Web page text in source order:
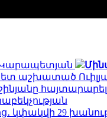
Կարապետյան
աշխատած
հայտարարել
կփակվի 29